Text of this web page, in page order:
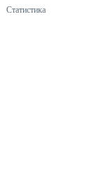
Статистика